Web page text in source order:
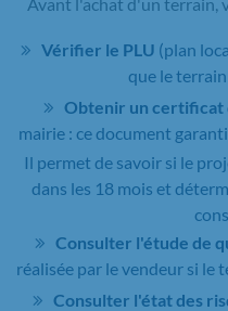
Vérifier le PLU (plan
que le
Obtenir un certificat
mairie : ce document
Il permet de savoir si le
dans les 18 mois et
Consulter l'étude de
réalisée par le vendeur si le
Consulter l'état des